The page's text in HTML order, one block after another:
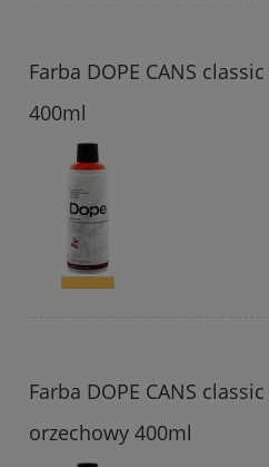
Farba DOPE CANS
400ml
Farba DOPE CANS
orzechowy 400ml